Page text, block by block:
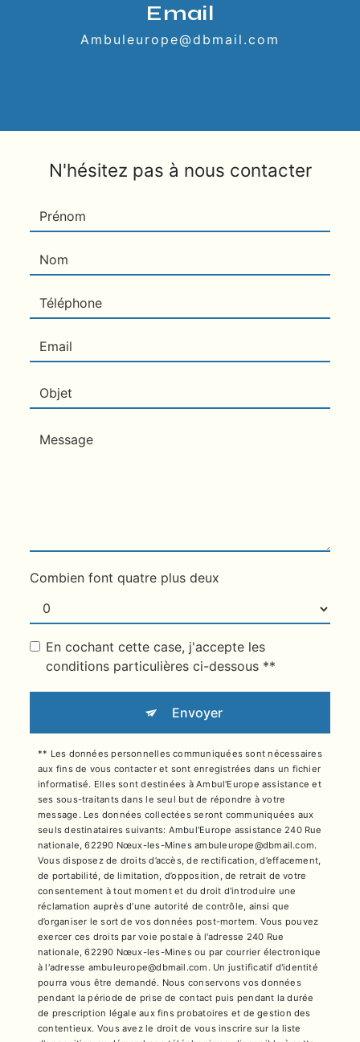
Email
ambuleurope@dbmail.com
N'hésitez pas à nous contacter
Combien font quatre plus deux
En cochant cette case, j'accepte les
conditions particulières ci-dessous **
Envoyer
** Les données personnelles communiquées sont nécessaires
aux fins de vous contacter et sont enregistrées dans un fichier
informatisé. Elles sont destinées à Ambul'Europe assistance et
ses sous-traitants dans le seul but de répondre à votre
message. Les données collectées seront communiquées aux
seuls destinataires suivants: Ambul'Europe assistance 240 Rue
nationale, 62290 Nœux-les-Mines ambuleurope@dbmail.com.
Vous disposez de droits d’accès, de rectification, d’effacement,
de portabilité, de limitation, d’opposition, de retrait de votre
consentement à tout moment et du droit d’introduire une
réclamation auprès d’une autorité de contrôle, ainsi que
d’organiser le sort de vos données post-mortem. Vous pouvez
exercer ces droits par voie postale à l'adresse 240 Rue
nationale, 62290 Nœux-les-Mines ou par courrier électronique
à l'adresse ambuleurope@dbmail.com. Un justificatif d'identité
pourra vous être demandé. Nous conservons vos données
pendant la période de prise de contact puis pendant la durée
de prescription légale aux fins probatoires et de gestion des
contentieux. Vous avez le droit de vous inscrire sur la liste